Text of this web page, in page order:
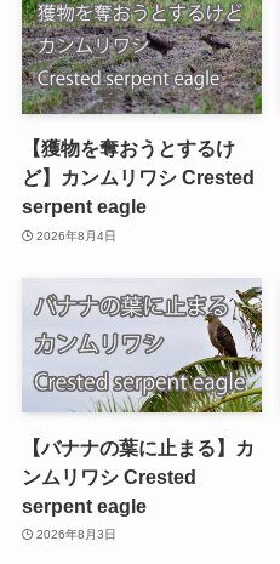
【獲物を奪おうとするけ
ど】カンムリワシ Crested
serpent eagle
2026年8月4日
【バナナの葉に止まる】カ
ンムリワシ Crested
serpent eagle
2026年8月3日